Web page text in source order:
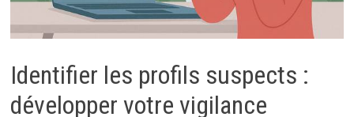
Identifier les profils suspects :
développer votre vigilance